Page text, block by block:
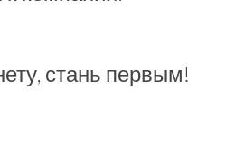
стань первым!